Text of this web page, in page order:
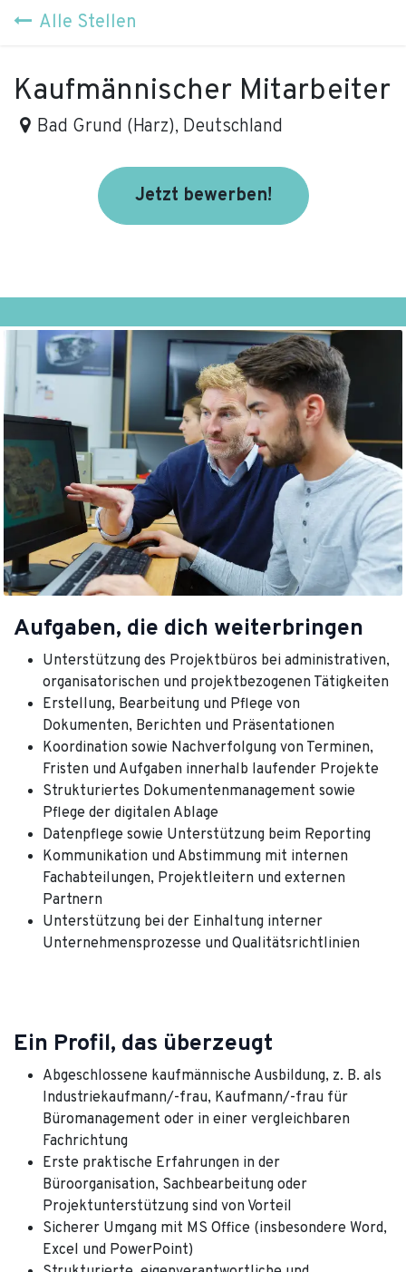
Zum Inhalt springen
Alle Stellen
Kaufmännischer Mitarbeiter
Bad Grund (Harz), Deutschland
Jetzt bewe​rben!
Aufgaben, die dich weiterbringen
Unterstützung des Projektbüros bei administrativen,
organisatorischen und projektbezogenen Tätigkeiten
Erstellung, Bearbeitung und Pflege von
Dokumenten, Berichten und Präsentationen
Koordination sowie Nachverfolgung von Terminen,
Fristen und Aufgaben innerhalb laufender Projekte
Strukturiertes Dokumentenmanagement sowie
Pflege der digitalen Ablage
Datenpflege sowie Unterstützung beim Reporting
Kommunikation und Abstimmung mit internen
Fachabteilungen, Projektleitern und externen
Partnern
Unterstützung bei der Einhaltung interner
Unternehmensprozesse und Qualitätsrichtlinien
Ein Profil, das überzeugt
Abgeschlossene kaufmännische Ausbildung, z. B. als
Industriekaufmann/-frau, Kaufmann/-frau für
Büromanagement oder in einer vergleichbaren
Fachrichtung
Erste praktische Erfahrungen in der
Büroorganisation, Sachbearbeitung oder
Projektunterstützung sind von Vorteil
Sicherer Umgang mit MS Office (insbesondere Word,
Excel und PowerPoint)